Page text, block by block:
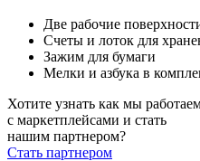
Две рабочие
Счеты и лоток для
Зажим для бумаги
Мелки и азбука в
Хотите узнать как мы
с маркетплейсами и стать
нашим партнером?
Стать партнером